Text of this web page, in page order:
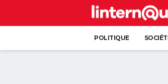
POLITIQUE